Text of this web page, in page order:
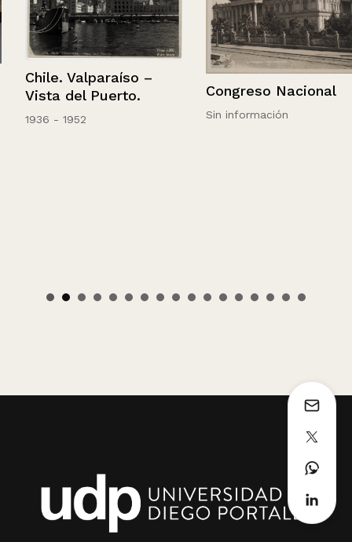
Chile. Valparaíso –
Vista del Puerto.
1936 - 1952
Congreso Nacional
Sin información